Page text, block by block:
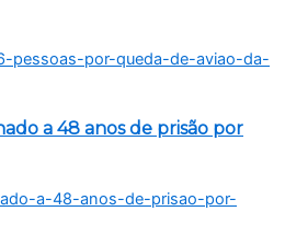
a 48 anos de prisão por